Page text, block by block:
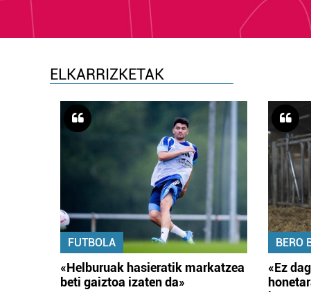
ELKARRIZKETAK
FUTBOLA
«Helburuak hasieratik markatzea
beti gaiztoa izaten da»
BERO
«Ez